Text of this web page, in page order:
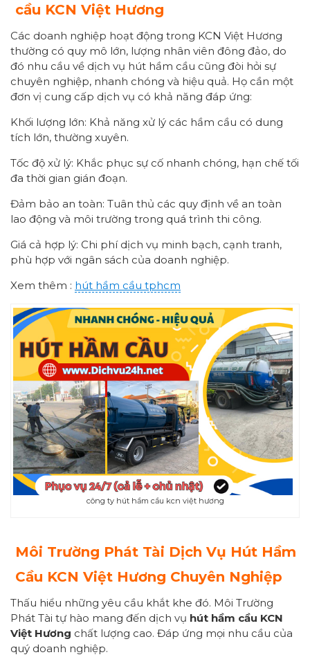
cầu KCN Việt Hương
Các doanh nghiệp hoạt động trong KCN Việt Hương
thường có quy mô lớn, lượng nhân viên đông đảo, do
đó nhu cầu về dịch vụ hút hầm cầu cũng đòi hỏi sự
chuyên nghiệp, nhanh chóng và hiệu quả. Họ cần một
đơn vị cung cấp dịch vụ có khả năng đáp ứng:
Khối lượng lớn: Khả năng xử lý các hầm cầu có dung
tích lớn, thường xuyên.
Tốc độ xử lý: Khắc phục sự cố nhanh chóng, hạn chế tối
đa thời gian gián đoạn.
Đảm bảo an toàn: Tuân thủ các quy định về an toàn
lao động và môi trường trong quá trình thi công.
Giá cả hợp lý: Chi phí dịch vụ minh bạch, cạnh tranh,
phù hợp với ngân sách của doanh nghiệp.
Xem thêm : hút hầm cầu tphcm
công ty hút hầm cầu kcn việt hương
Môi Trường Phát Tài Dịch Vụ Hút Hầm
Cầu KCN Việt Hương Chuyên Nghiệp
Thấu hiểu những yêu cầu khắt khe đó. Môi Trường
Phát Tài tự hào mang đến dịch vụ hút hầm cầu KCN
Việt Hương chất lượng cao. Đáp ứng mọi nhu cầu của
quý doanh nghiệp.